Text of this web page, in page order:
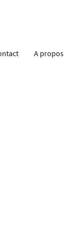
A propos